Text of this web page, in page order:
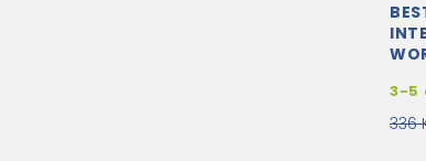
3-5
336